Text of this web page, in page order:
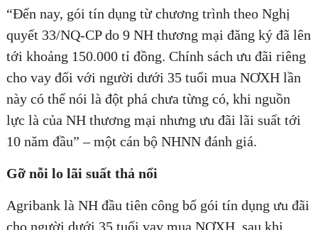
“Đến nay, gói tín dụng từ chương trình theo Nghị
quyết 33/NQ-CP do 9 NH thương mại đăng ký đã lên
tới khoảng 150.000 tỉ đồng. Chính sách ưu đãi riêng
cho vay đối với người dưới 35 tuổi mua NƠXH lần
này có thể nói là đột phá chưa từng có, khi nguồn
lực là của NH thương mại nhưng ưu đãi lãi suất tới
10 năm đầu” – một cán bộ NHNN đánh giá.
Gỡ nỗi lo lãi suất thả nổi
Agribank là NH đầu tiên công bố gói tín dụng ưu đãi
cho người dưới 35 tuổi vay mua NƠXH, sau khi
HOÀN THÀNH
Đăng ký tư vấn trực tiếp 24/7: